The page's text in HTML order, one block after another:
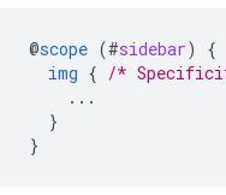
@scope (#sidebar)
{
img { /*
...
}
}